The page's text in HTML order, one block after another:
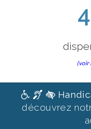
(voir
découvrez